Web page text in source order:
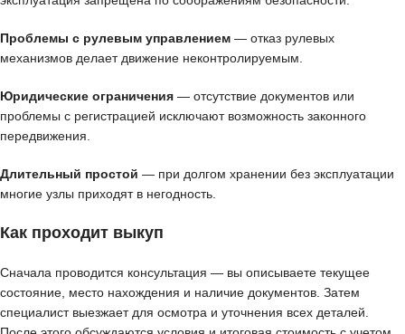
Проблемы с рулевым управлением — отказ рулевых
механизмов делает движение неконтролируемым.
Юридические ограничения — отсутствие документов или
проблемы с регистрацией исключают возможность законного
передвижения.
Длительный простой — при долгом хранении без эксплуатации
многие узлы приходят в негодность.
Как проходит выкуп
Сначала проводится консультация — вы описываете текущее
состояние, место нахождения и наличие документов. Затем
специалист выезжает для осмотра и уточнения всех деталей.